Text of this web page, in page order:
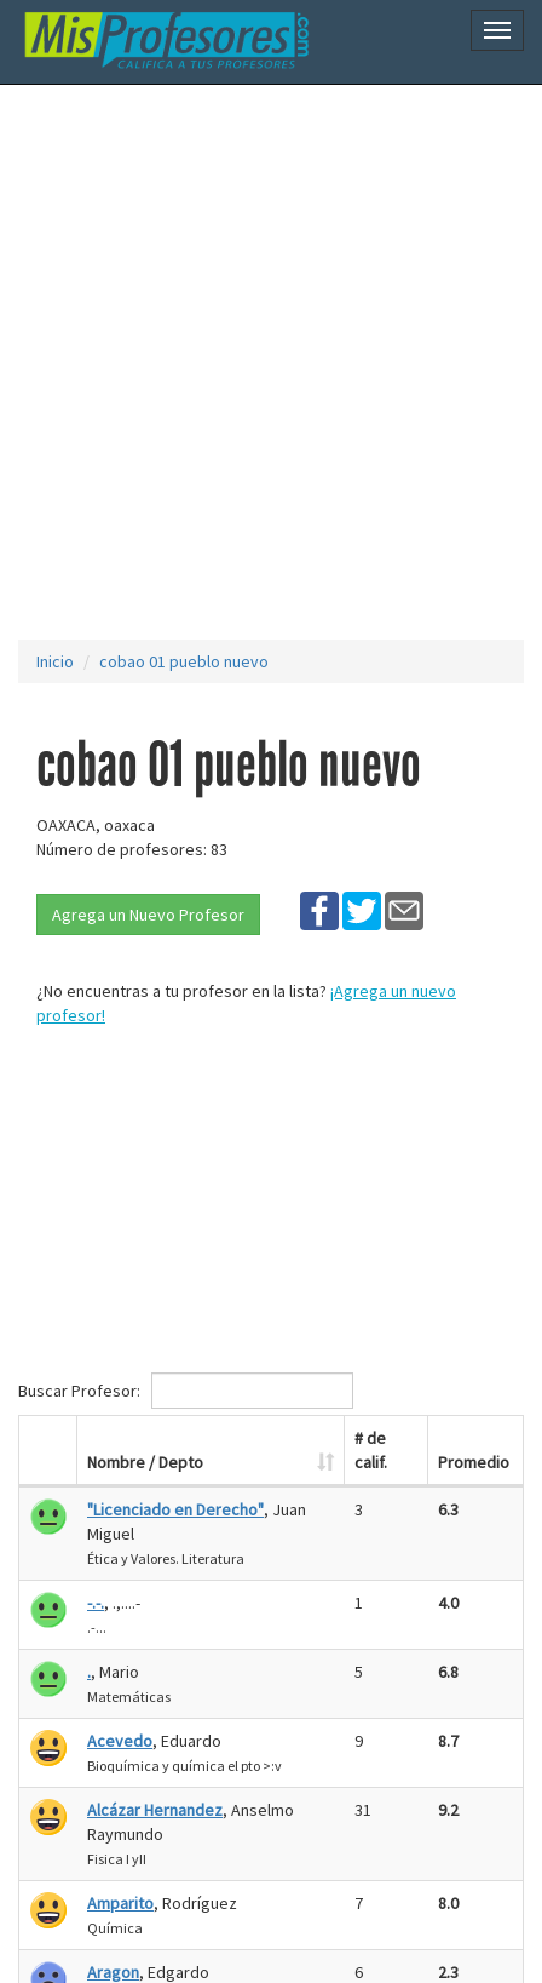
Inicio cobao 01 pueblo nuevo
cobao 01 pueblo nuevo
OAXACA, oaxaca
Número de profesores: 83
Agrega un Nuevo Profesor
¿No encuentras a tu profesor en la lista? ¡Agrega un nuevo
profesor!
Buscar Profesor:
Nombre / Depto
# de
calif.
Promedio
"Licenciado en Derecho", Juan
Miguel
Ética y Valores. Literatura
3 6.3
-.-., .,....-
.-...
1 4.0
., Mario
Matemáticas
5 6.8
Acevedo, Eduardo
Bioquímica y química el pto >:v
9 8.7
Alcázar Hernandez, Anselmo
Raymundo
Fisica I yII
31 9.2
Amparito, Rodríguez
Química
7 8.0
Aragon, Edgardo 6 2.3